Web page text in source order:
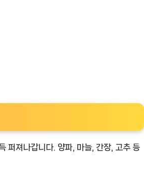
퍼져나갑니다. 양파, 마늘, 간장, 고추 등